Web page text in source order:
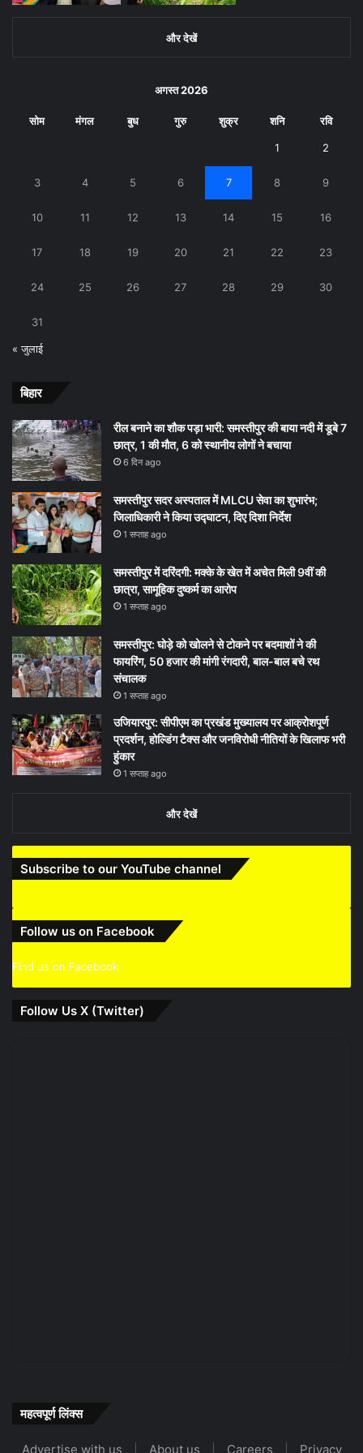
और देखें
अगस्त 2026
सोम मंगल बुध गुरु शुक्र शनि रवि
1 2
3 4 5 6 7 8 9
10 11 12 13 14 15 16
17 18 19 20 21 22 23
24 25 26 27 28 29 30
31
« जुलाई
बिहार
रील बनाने का शौक पड़ा भारी: समस्तीपुर की बाया नदी में डूबे 7
छात्र, 1 की मौत, 6 को स्थानीय लोगों ने बचाया
6 दिन ago
समस्तीपुर सदर अस्पताल में MLCU सेवा का शुभारंभ;
जिलाधिकारी ने किया उद्घाटन, दिए दिशा निर्देश
1 सप्ताह ago
समस्तीपुर में दरिंदगी: मक्के के खेत में अचेत मिली 9वीं की
छात्रा, सामूहिक दुष्कर्म का आरोप
1 सप्ताह ago
समस्तीपुर: घोड़े को खोलने से टोकने पर बदमाशों ने की
फायरिंग, 50 हजार की मांगी रंगदारी, बाल-बाल बचे रथ
संचालक
1 सप्ताह ago
उजियारपुर: सीपीएम का प्रखंड मुख्यालय पर आक्रोशपूर्ण
प्रदर्शन, होल्डिंग टैक्स और जनविरोधी नीतियों के खिलाफ भरी
हुंकार
1 सप्ताह ago
और देखें
Subscribe to our YouTube channel
Follow us on Facebook
Find us on Facebook
Follow Us X (Twitter)
महत्वपूर्ण लिंक्स
Advertise with us About us Careers Privacy